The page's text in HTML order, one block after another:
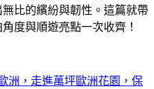
比的繽紛與韌性。這篇就帶
度與順遊亮點一次收齊！
洲，走進萬坪歐洲花園，保